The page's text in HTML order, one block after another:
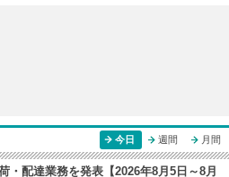
今日 週間 月間
配達業務を発表【2026年8月5日～8月